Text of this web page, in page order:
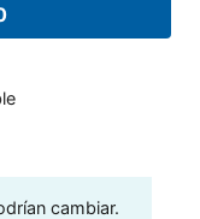
cambiar.